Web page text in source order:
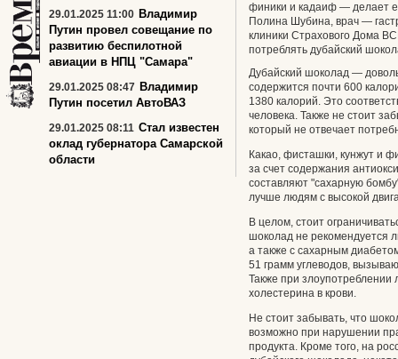
финики и кадаиф — делает
Полина Шубина, врач —
клиники Страхового Дома
потреблять дубайский
Дубайский шоколад —
содержится почти 600
1380 калорий. Это
человека. Также не стоит
который не отвечает
Какао, фисташки, кунжут и
за счет содержания
составляют "сахарную
лучше людям с высокой
В целом, стоит
шоколад не рекомендуется
а также с сахарным
51 грамм углеводов,
Также при
холестерина в крови.
Не стоит забывать, что
возможно при нарушении
продукта. Кроме того, на
29.01.2025 11:00 Владимир
Путин провел совещание по
развитию беспилотной
авиации в НПЦ "Самара"
29.01.2025 08:47 Владимир
Путин посетил АвтоВАЗ
29.01.2025 08:11 Стал известен
оклад губернатора Самарской
области